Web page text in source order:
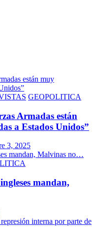
GEOPOLITICA
Armadas están
a Estados Unidos”
3, 2025
mandan,